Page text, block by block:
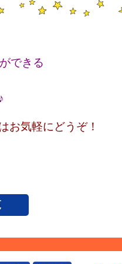
できる
お気軽にどうぞ！